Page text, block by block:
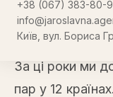
+38 (067) 383-80-
Київ, вул. Бориса
Панайотова —
сфері, — і
За ці роки ми
пар у 12